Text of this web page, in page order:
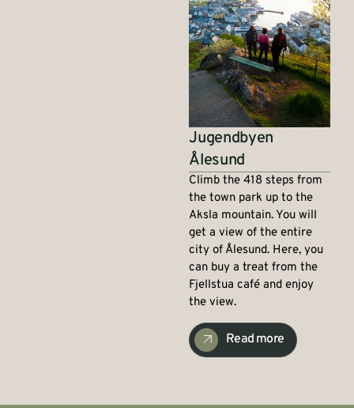
Jugendbyen
Ålesund
Climb the 418 steps from
the town park up to the
Aksla mountain. You will
get a view of the entire
city of Ålesund. Here, you
can buy a treat from the
Fjellstua café and enjoy
the view.
Read more